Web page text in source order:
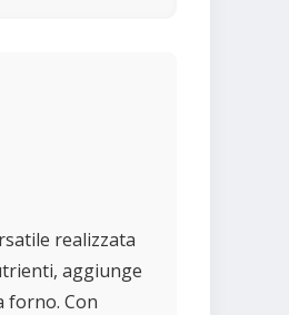
realizzata
aggiunge
forno. Con